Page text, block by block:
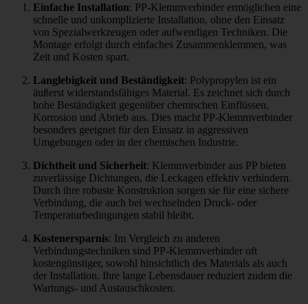
Einfache Installation: PP-Klemmverbinder ermöglichen eine
schnelle und unkomplizierte Installation, ohne den Einsatz
von Spezialwerkzeugen oder aufwendigen Techniken. Die
Montage erfolgt durch einfaches Zusammenklemmen, was
Zeit und Kosten spart.
Langlebigkeit und Beständigkeit: Polypropylen ist ein
äußerst widerstandsfähiges Material. Es zeichnet sich durch
hohe Beständigkeit gegenüber chemischen Einflüssen,
Korrosion und Abrieb aus. Dies macht PP-Klemmverbinder
besonders geeignet für den Einsatz in aggressiven
Umgebungen oder in der chemischen Industrie.
Dichtheit und Sicherheit: Klemmverbinder aus PP bieten
zuverlässige Dichtungen, die Leckagen effektiv verhindern.
Durch ihre robuste Konstruktion sorgen sie für eine sichere
Verbindung, die auch bei wechselnden Druck- oder
Temperaturbedingungen stabil bleibt.
Kostenersparnis: Im Vergleich zu anderen
Verbindungstechniken sind PP-Klemmverbinder oft
kostengünstiger, sowohl hinsichtlich des Materials als auch
der Installation. Ihre lange Lebensdauer reduziert zudem die
Wartungs- und Austauschkosten.